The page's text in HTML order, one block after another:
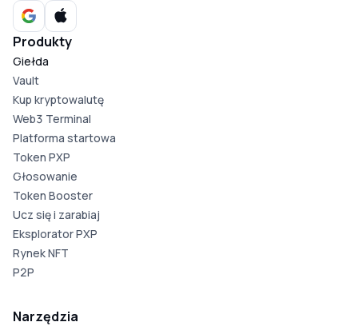
Produkty
Giełda
Vault
Kup kryptowalutę
Web3 Terminal
Platforma startowa
Token PXP
Głosowanie
Token Booster
Ucz się i zarabiaj
Eksplorator PXP
Rynek NFT
P2P
Narzędzia